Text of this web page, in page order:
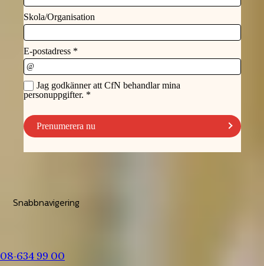
Snabbnavigering
08-634 99 00